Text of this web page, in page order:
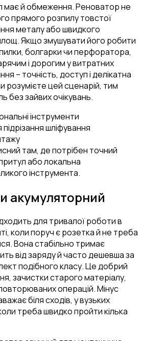
має й обмеження. Реноватор не
прямого розпилу товстої
металу або швидкого
Якщо змушувати його робити
болгарки чи перфоратора,
і дорогим у витратних
– точність, доступ і делікатна
розумієте цей сценарій, тим
без зайвих очікувань.
там, де потрібен точний
або локальна
інструмента.
акумуляторний
для тривалої роботи в
коли поруч є розетка й не треба
Вона стабільно тримає
від заряду й часто дешевша за
подібного класу. Це добрий
зачистки старого матеріалу,
операцій. Мінус
біля сходів, у вузьких
треба швидко пройти кілька